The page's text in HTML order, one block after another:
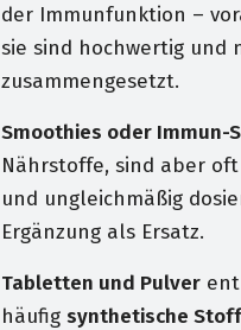
der Immunfunktion –
sie sind hochwertig und
zusammengesetzt.
Smoothies oder Immun-
Nährstoffe, sind aber oft
und ungleichmäßig
Ergänzung als Ersatz.
Tabletten und Pulver
häufig synthetische